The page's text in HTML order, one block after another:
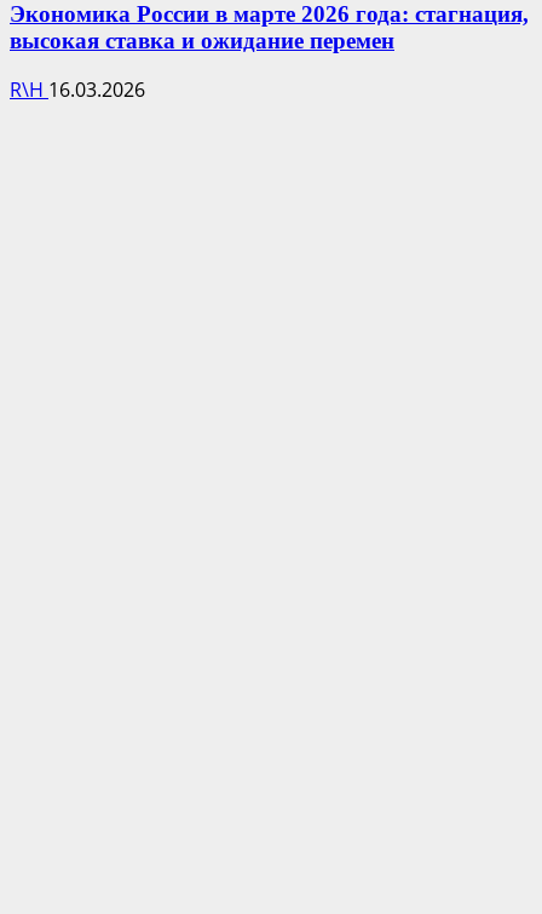
Экономика России в марте 2026 года: стагнация,
высокая ставка и ожидание перемен
R\H 16.03.2026